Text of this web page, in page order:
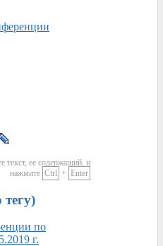
текст, ее содержащий, и
нажмите Ctrl + Enter
по
г.